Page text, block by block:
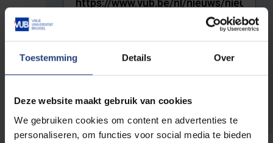
Toestemming Details Over
Deze website maakt gebruik van cookies
We gebruiken cookies om content en advertenties te
personaliseren, om functies voor social media te bieden
The full URL of the page where you encountered the error.